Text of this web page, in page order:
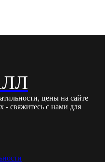
цены на сайте
- свяжитесь с нами для